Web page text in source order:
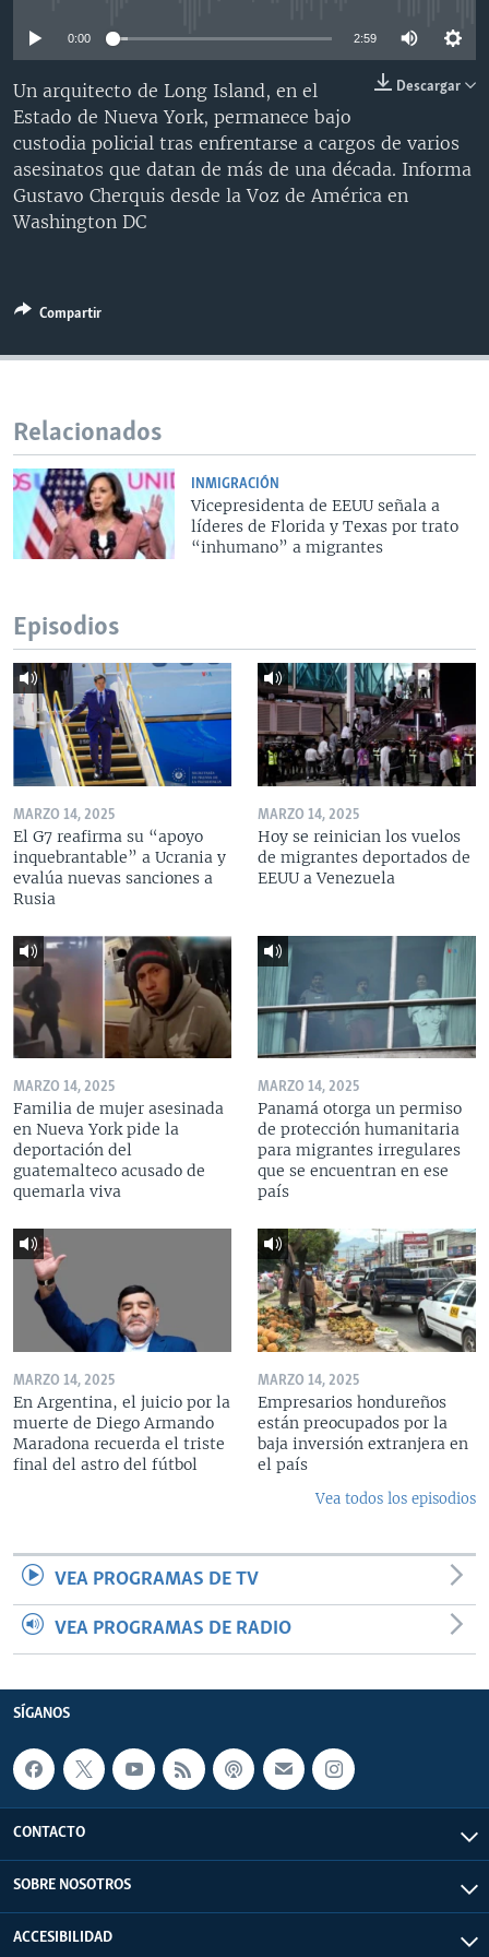
BRASIL
ENTRETENIMIENTO Y CULTURA
TECNOLOGÍA
DEPORTES
CIENCIA Y SALUD
VIDEOS
FOTOGRAFÍA
AUDIOS
PROGRAMAS TV
EL MUNDO AL DÍA
FORO INTERAMERICANO
VISIÓN 360
LAS CLAVES
RADIO
AVANCE INFORMATIVO
AUDIONOTICIAS
BUENOS DÍAS AMÉRICA
ENTRETENIMIENTO
DIRECT
DOCUMENTALES DE LA VOA
Learning English
0:00 2:59
Descargar
Un arquitecto de Long Island, en el
Estado de Nueva York, permanece bajo
custodia policial tras enfrentarse a cargos de varios
asesinatos que datan de más de una década. Informa
Gustavo Cherquis desde la Voz de América en
Washington DC
Compartir
Relacionados
INMIGRACIÓN
Vicepresidenta de EEUU señala a
líderes de Florida y Texas por trato
“inhumano” a migrantes
Episodios
MARZO 14, 2025
El G7 reafirma su “apoyo
inquebrantable” a Ucrania y
evalúa nuevas sanciones a
Rusia
MARZO 14, 2025
Hoy se reinician los vuelos
de migrantes deportados de
EEUU a Venezuela
MARZO 14, 2025
Familia de mujer asesinada
en Nueva York pide la
deportación del
guatemalteco acusado de
quemarla viva
MARZO 14, 2025
Panamá otorga un permiso
de protección humanitaria
para migrantes irregulares
que se encuentran en ese
país
MARZO 14, 2025
En Argentina, el juicio por la
muerte de Diego Armando
Maradona recuerda el triste
final del astro del fútbol
MARZO 14, 2025
Empresarios hondureños
están preocupados por la
baja inversión extranjera en
el país
Vea todos los episodios
VEA PROGRAMAS DE TV
VEA PROGRAMAS DE RADIO
SÍGANOS
CONTACTO
SOBRE NOSOTROS
ACCESIBILIDAD